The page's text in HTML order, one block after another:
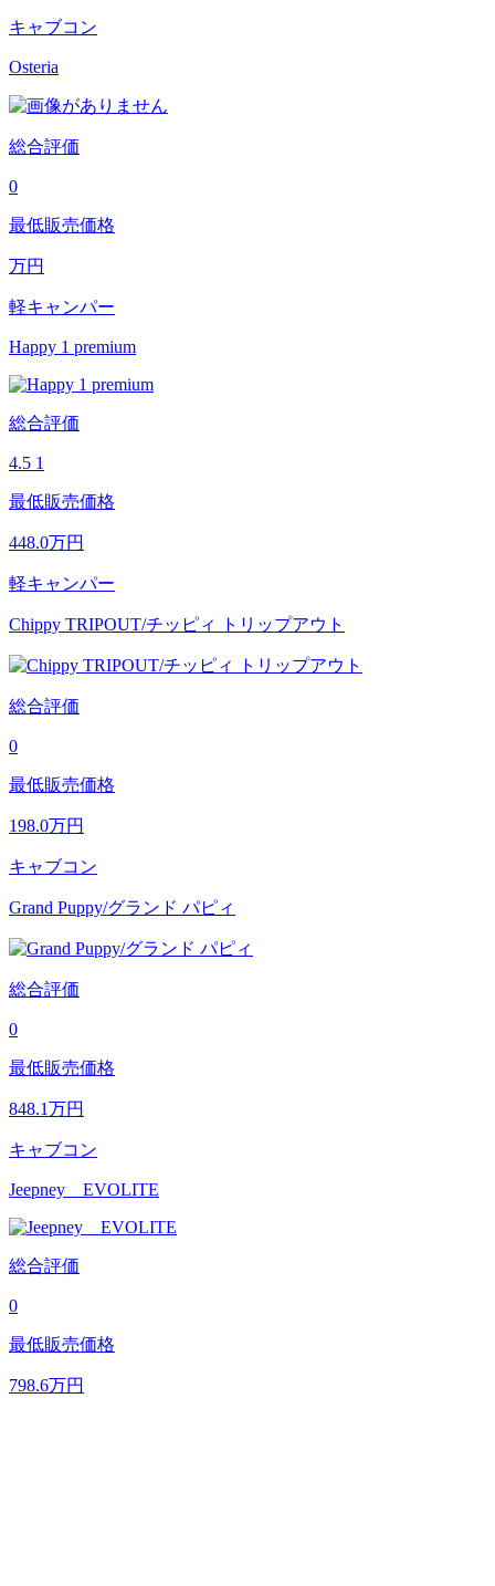
キャブコン
Osteria
総合評価
0
最低販売価格
万円
軽キャンパー
Happy 1 premium
総合評価
4.5 1
最低販売価格
448.0万円
軽キャンパー
Chippy TRIPOUT/チッピィ トリップアウト
総合評価
0
最低販売価格
198.0万円
キャブコン
Grand Puppy/グランド パピィ
総合評価
0
最低販売価格
848.1万円
キャブコン
Jeepney EVOLITE
総合評価
0
最低販売価格
798.6万円